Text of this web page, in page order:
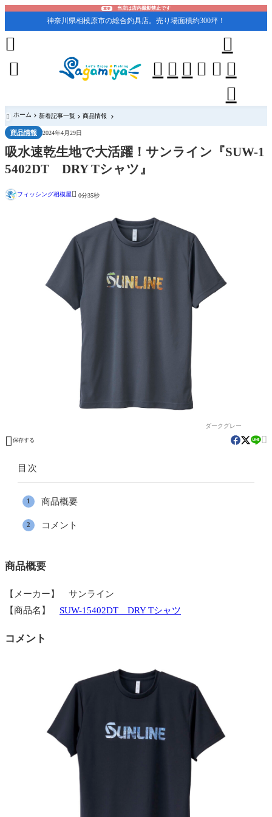
重要 当店は店内撮影禁止です
神奈川県相模原市の総合釣具店。売り場面積約300坪！
    





 ホーム 新着記事一覧 商品情報
商品情報 2024年4月29日
吸水速乾生地で大活躍！サンライン『SUW-1
5402DT DRY Tシャツ』
フィッシング相模屋 0分35秒
ダークグレー
 保存する 
目次
商品概要
コメント
商品概要
【メーカー】 サンライン
【商品名】 SUW-15402DT DRY Tシャツ
コメント